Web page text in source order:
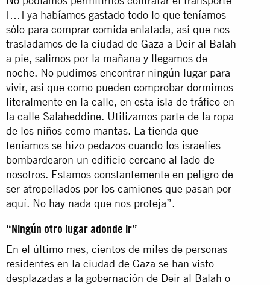
[…] ya habíamos gastado todo lo que teníamos
sólo para comprar comida enlatada, así que nos
trasladamos de la ciudad de Gaza a Deir al Balah
a pie, salimos por la mañana y llegamos de
noche. No pudimos encontrar ningún lugar para
vivir, así que como pueden comprobar dormimos
literalmente en la calle, en esta isla de tráfico en
la calle Salaheddine. Utilizamos parte de la ropa
de los niños como mantas. La tienda que
teníamos se hizo pedazos cuando los israelíes
bombardearon un edificio cercano al lado de
nosotros. Estamos constantemente en peligro de
ser atropellados por los camiones que pasan por
aquí. No hay nada que nos proteja”.
“Ningún otro lugar adonde ir”
En el último mes, cientos de miles de personas
residentes en la ciudad de Gaza se han visto
desplazadas a la gobernación de Deir al Balah o